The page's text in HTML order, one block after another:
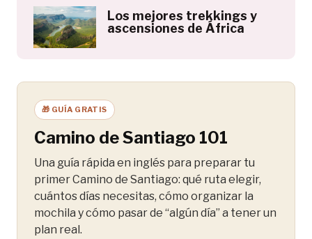
Los mejores trekkings y
ascensiones de África
🎁 GUÍA GRATIS
Camino de Santiago 101
Una guía rápida en inglés para preparar tu
primer Camino de Santiago: qué ruta elegir,
cuántos días necesitas, cómo organizar la
mochila y cómo pasar de “algún día” a tener un
plan real.